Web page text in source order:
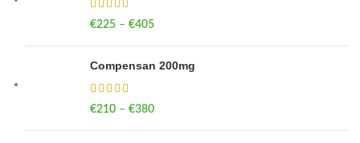
€225 – €405
Compensan 200mg
€210 – €380